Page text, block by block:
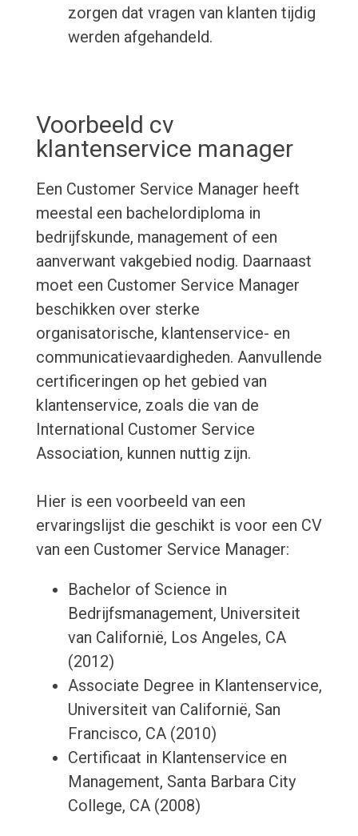
zorgen dat vragen van klanten tijdig
werden afgehandeld.
Voorbeeld cv
klantenservice manager
Een Customer Service Manager heeft
meestal een bachelordiploma in
bedrijfskunde, management of een
aanverwant vakgebied nodig. Daarnaast
moet een Customer Service Manager
beschikken over sterke
organisatorische, klantenservice- en
communicatievaardigheden. Aanvullende
certificeringen op het gebied van
klantenservice, zoals die van de
International Customer Service
Association, kunnen nuttig zijn.
Hier is een voorbeeld van een
ervaringslijst die geschikt is voor een CV
van een Customer Service Manager:
Bachelor of Science in
Bedrijfsmanagement, Universiteit
van Californië, Los Angeles, CA
(2012)
Associate Degree in Klantenservice,
Universiteit van Californië, San
Francisco, CA (2010)
Certificaat in Klantenservice en
Management, Santa Barbara City
College, CA (2008)